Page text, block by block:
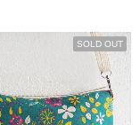
SOLD OUT